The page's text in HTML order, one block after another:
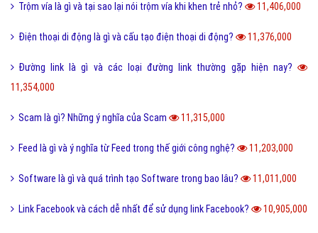
Trộm vía là gì và tại sao lại nói trộm vía khi khen trẻ nhỏ? 11,406,000
Điện thoại di động là gì và cấu tạo điện thoại di động? 11,376,000
Đường link là gì và các loại đường link thường gặp hiện nay?
11,354,000
Scam là gì? Những ý nghĩa của Scam 11,315,000
Feed là gì và ý nghĩa từ Feed trong thế giới công nghệ? 11,203,000
Software là gì và quá trình tạo Software trong bao lâu? 11,011,000
Link Facebook và cách dễ nhất để sử dụng link Facebook? 10,905,000